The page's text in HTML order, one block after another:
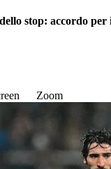
stop: accordo per
Zoom